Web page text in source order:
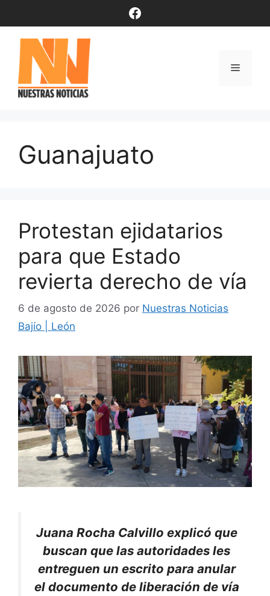
contenido
Facebook
Menú
Guanajuato
Protestan ejidatarios
para que Estado
revierta derecho de vía
6 de agosto de 2026 por Nuestras Noticias
Bajío | León
Juana Rocha Calvillo explicó que
buscan que las autoridades les
entreguen un escrito para anular
el documento de liberación de vía